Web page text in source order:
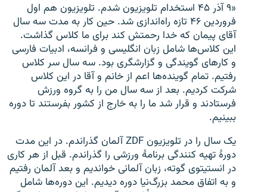
«۹ آذر ۴۵ استخدام تلویزیون شدم. تلویزیون هم اول
فروردین ۴۶ تازه راه‌اندازی شد. حین کار به مدت سه سال
آقای پیمان که خدا رحمتش کند برای ما کلاس گذاشت.
این کلاس‌ها شامل زبان انگلیسی و فرانسه، ادبیات فارسی
و کارهای گویندگی و گزارشگری بود. سه سال سر کلاس
رفتیم. تمام گوینده‌ها اعم از خانم و آقا در این کلاس
شرکت کردیم. بعد از سه سال من را به گروه ورزش
فرستادند و قرار شد ما را به خارج از کشور بفرستند تا دوره
ببینیم.
یک سال را در تلویزیون ZDF آلمان گذراندم. در این مدت
دورهٔ تهیه کنندگی برنامهٔ ورزشی را گذراندم. قبل از هر کاری
در انستیتوی گوته، زبان آلمانی خواندیم و بعد آلمان رفتیم
و به اتفاق محمد بزرگ‌نیا دوره دیدیم. این دوره‌ها شامل